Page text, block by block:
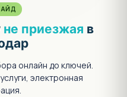
не приезжая в
онлайн до ключей.
электронная